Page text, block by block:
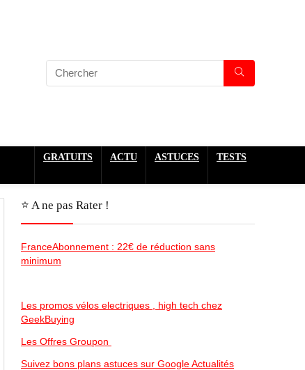
GRATUITS ACTU ASTUCES TESTS
⭐️ A ne pas Rater !
FranceAbonnement : 22€ de réduction sans
minimum
Les promos vélos electriques , high tech chez
GeekBuying
Les Offres Groupon
Suivez bons plans astuces sur Google Actualités